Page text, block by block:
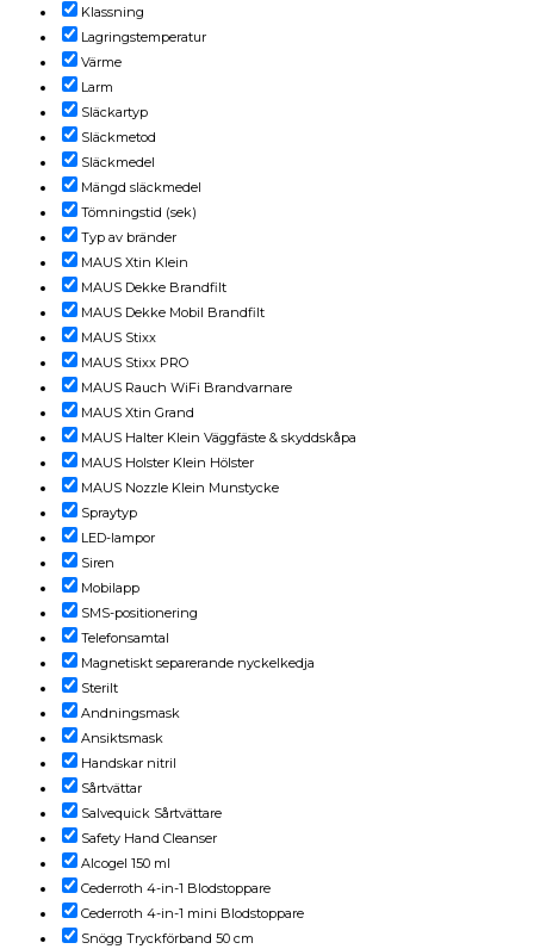
Klassning
Lagringstemperatur
Värme
Larm
Släckartyp
Släckmetod
Släckmedel
Mängd släckmedel
Tömningstid (sek)
Typ av bränder
MAUS Xtin Klein
MAUS Dekke Brandfilt
MAUS Dekke Mobil Brandfilt
MAUS Stixx
MAUS Stixx PRO
MAUS Rauch WiFi Brandvarnare
MAUS Xtin Grand
MAUS Halter Klein Väggfäste & skyddskåpa
MAUS Holster Klein Hölster
MAUS Nozzle Klein Munstycke
Spraytyp
LED-lampor
Siren
Mobilapp
SMS-positionering
Telefonsamtal
Magnetiskt separerande nyckelkedja
Sterilt
Andningsmask
Ansiktsmask
Handskar nitril
Sårtvättar
Salvequick Sårtvättare
Safety Hand Cleanser
Alcogel 150 ml
Cederroth 4-in-1 Blodstoppare
Cederroth 4-in-1 mini Blodstoppare
Snögg Tryckförband 50 cm